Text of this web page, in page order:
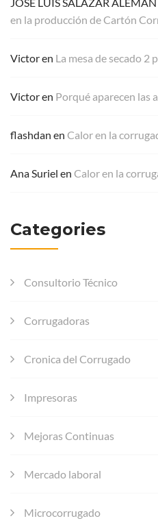
en la producción de Cartón
Victoren La mesa de secado 2
Victoren Porqué aparecen las
flashdan en Calor en la
Ana Suriel en Calor en la
Categories
Consultorio Técnico
Corrugadoras
Cronica del Corrugado
Impresoras
Mejoras Continuas
Mercado laboral
Microcorrugado